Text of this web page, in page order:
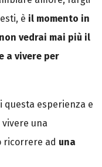
è il momento in
vedrai mai più il
a vivere per
questa esperienza e
una
ricorrere ad una